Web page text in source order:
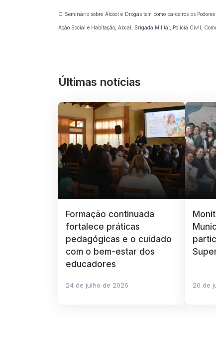
O Seminário sobre Álcool e Drogas tem como parceiros os
Ação Social e Habitação, Abcal, Brigada Militar, Polícia Civil,
Últimas notícias
Formação continuada
fortalece práticas
pedagógicas e o cuidado
com o bem-estar dos
educadores
24 de julho de 2026 20 de